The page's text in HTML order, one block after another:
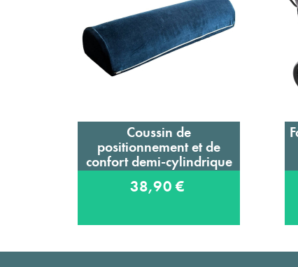
Ajouter au panier
Coussin de
positionnement et de
confort demi-cylindrique
en velours
38,90 €